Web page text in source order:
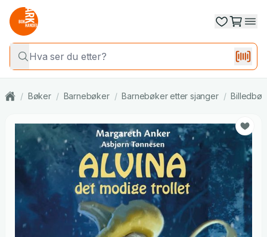
/ Bøker / Barnebøker / Barnebøker etter sjanger /